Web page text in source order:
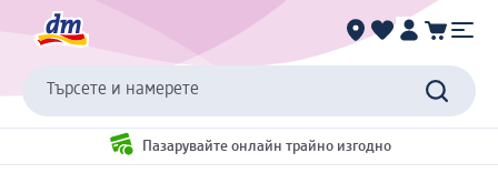
Търсете и намерете
Пазарувайте онлайн трайно изгодно